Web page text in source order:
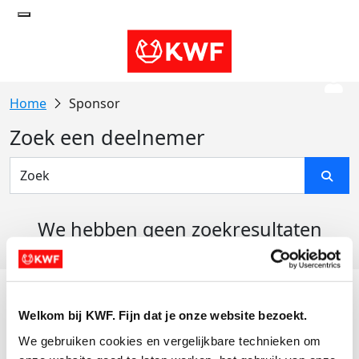
Welkom bij KWF. Fijn dat je onze website bezoekt.
We gebruiken cookies en vergelijkbare technieken om
Sponsor
Zoek een deelnemer
We hebben geen zoekresultaten
Actiematerialen
Evenementen